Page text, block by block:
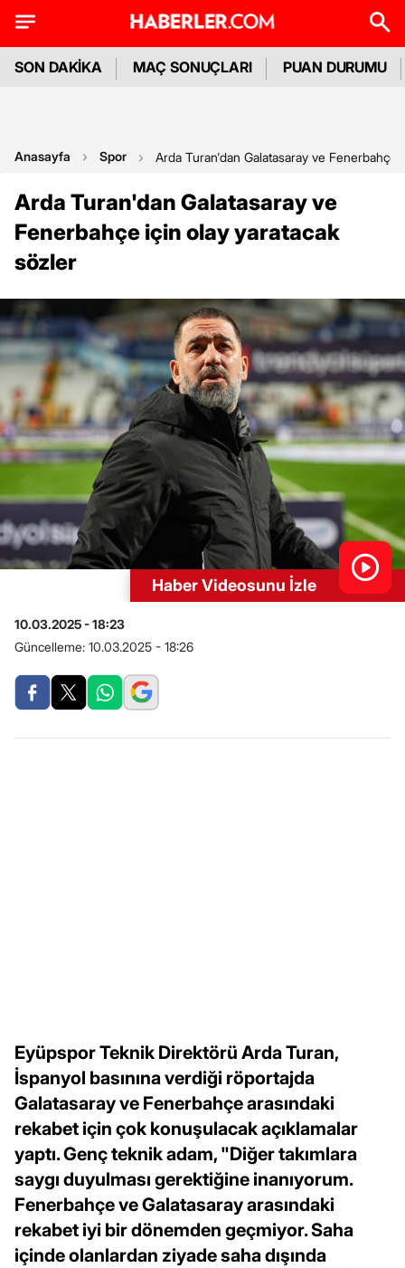
SON DAKİKA MAÇ SONUÇLARI PUAN DURUMU
Anasayfa Spor Arda Turan'dan Galatasaray ve Fenerbahçe
Arda Turan'dan Galatasaray ve
Fenerbahçe için olay yaratacak
sözler
Haber Videosunu İzle
10.03.2025 - 18:23
Güncelleme: 10.03.2025 - 18:26
Eyüpspor Teknik Direktörü Arda Turan,
İspanyol basınına verdiği röportajda
Galatasaray ve Fenerbahçe arasındaki
rekabet için çok konuşulacak açıklamalar
yaptı. Genç teknik adam, "Diğer takımlara
saygı duyulması gerektiğine inanıyorum.
Fenerbahçe ve Galatasaray arasındaki
rekabet iyi bir dönemden geçmiyor. Saha
içinde olanlardan ziyade saha dışında